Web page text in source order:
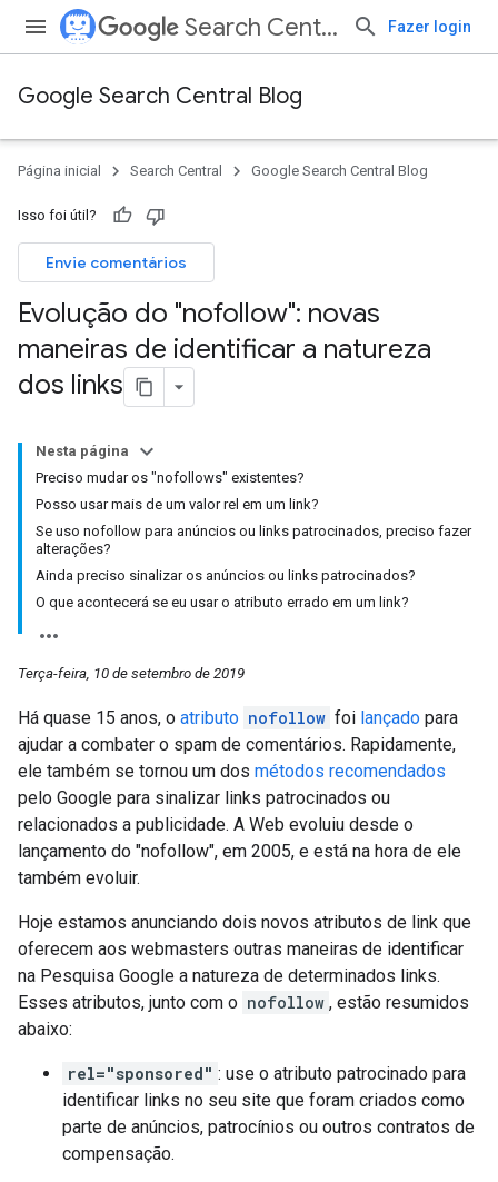
Search Central Fazer login
Google Search Central Blog
Página inicial Search Central Google Search Central Blog
Isso foi útil?
Envie comentários
Evolução do "nofollow": novas
maneiras de identificar a natureza
dos links
Nesta página
Preciso mudar os "nofollows" existentes?
Posso usar mais de um valor rel em um link?
Se uso nofollow para anúncios ou links patrocinados, preciso fazer
alterações?
Ainda preciso sinalizar os anúncios ou links patrocinados?
O que acontecerá se eu usar o atributo errado em um link?
Terça-feira, 10 de setembro de 2019
Há quase 15 anos, o atributo nofollow foi lançado para
ajudar a combater o spam de comentários. Rapidamente,
ele também se tornou um dos métodos recomendados
pelo Google para sinalizar links patrocinados ou
relacionados a publicidade. A Web evoluiu desde o
lançamento do "nofollow", em 2005, e está na hora de ele
também evoluir.
Hoje estamos anunciando dois novos atributos de link que
oferecem aos webmasters outras maneiras de identificar
na Pesquisa Google a natureza de determinados links.
Esses atributos, junto com o nofollow , estão resumidos
abaixo:
rel="sponsored" : use o atributo patrocinado para
identificar links no seu site que foram criados como
parte de anúncios, patrocínios ou outros contratos de
compensação.